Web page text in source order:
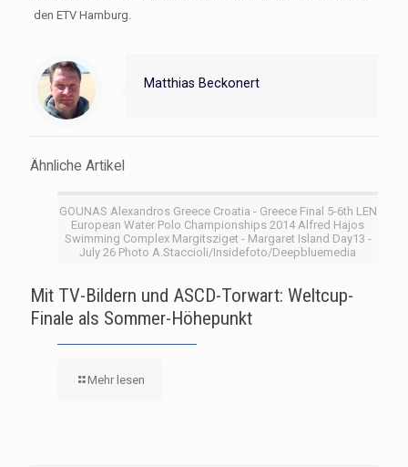
den ETV Hamburg.
Matthias Beckonert
Ähnliche Artikel
GOUNAS Alexandros Greece Croatia - Greece Final 5-6th LEN
European Water Polo Championships 2014 Alfred Hajos
Swimming Complex Margitsziget - Margaret Island Day13 -
July 26 Photo A.Staccioli/Insidefoto/Deepbluemedia
Mit TV-Bildern und ASCD-Torwart: Weltcup-
Finale als Sommer-Höhepunkt
Mehr lesen